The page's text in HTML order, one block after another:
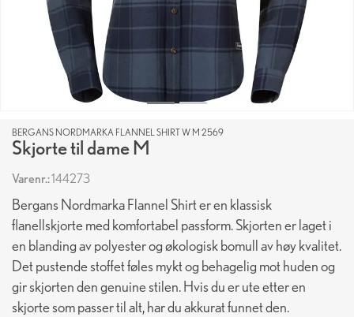
BERGANS NORDMARKA FLANNEL SHIRT W M 2569
Skjorte til dame M
Varenr.:144273
Bergans Nordmarka Flannel Shirt er en klassisk
flanellskjorte med komfortabel passform. Skjorten er laget i
en blanding av polyester og økologisk bomull av høy kvalitet.
Det pustende stoffet føles mykt og behagelig mot huden og
gir skjorten den genuine stilen. Hvis du er ute etter en
skjorte som passer til alt, har du akkurat funnet den.